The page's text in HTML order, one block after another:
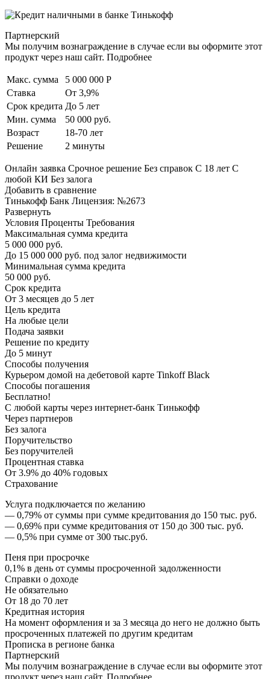
Партнерский
Мы получим вознаграждение в случае если вы оформите этот
продукт через наш сайт. Подробнее
Макс. сумма
5 000 000 Р
Ставка
От 3,9%
Срок кредита До 5 лет
Мин. сумма
50 000 руб.
Возраст
18-70 лет
Решение
2 минуты
Онлайн заявка Срочное решение Без справок С 18 лет С
любой КИ Без залога
Добавить в сравнение
Тинькофф Банк Лицензия: №2673
Развернуть
Условия Проценты Требования
Максимальная сумма кредита
5 000 000 руб.
До 15 000 000 руб. под залог недвижимости
Минимальная сумма кредита
50 000 руб.
Срок кредита
От 3 месяцев до 5 лет
Цель кредита
На любые цели
Подача заявки
Решение по кредиту
До 5 минут
Способы получения
Курьером домой на дебетовой карте Tinkoff Black
Способы погашения
Бесплатно!
С любой карты через интернет-банк Тинькофф
Через партнеров
Без залога
Поручительство
Без поручителей
Процентная ставка
От 3.9% до 40% годовых
Страхование
Услуга подключается по желанию
— 0,79% от суммы при сумме кредитования до 150 тыс. руб.
— 0,69% при сумме кредитования от 150 до 300 тыс. руб.
— 0,5% при сумме от 300 тыс.руб.
Пеня при просрочке
0,1% в день от суммы просроченной задолженности
Справки о доходе
Не обязательно
От 18 до 70 лет
Кредитная история
На момент оформления и за 3 месяца до него не должно быть
просроченных платежей по другим кредитам
Прописка в регионе банка
Партнерский
Мы получим вознаграждение в случае если вы оформите этот
продукт через наш сайт. Подробнее